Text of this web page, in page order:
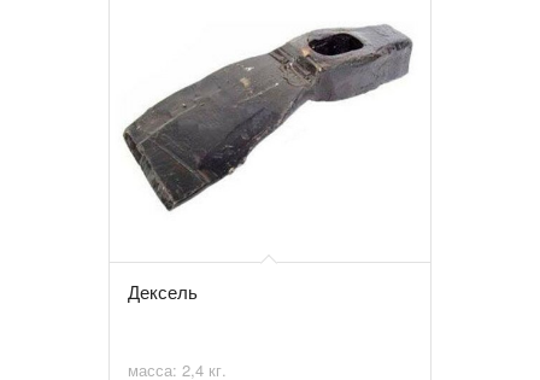
Дексель
масса: 2,4 кг.